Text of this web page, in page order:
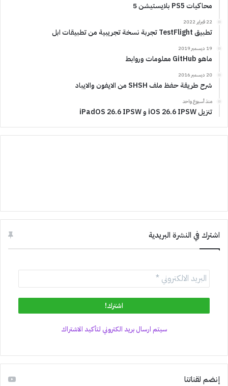
محاكيات PS5 بلايستيشن 5
22 فبراير 2022
تطبيق TestFlight تجربة نسخة تجريبية من تطبيقات ابل
19 ديسمبر 2019
ماهو GitHub معلومات وروابط
20 ديسمبر 2016
شرح طريقة حفظ ملف SHSH من الايفون والايباد
منذ أسبوع واحد
تنزيل iOS 26.6 IPSW و iPadOS 26.6 IPSW
اشترك في النشرة البريدية
سيتم ارسال بريد الكتروني لتأكيد الاشتراك
إنضم لقناتنا